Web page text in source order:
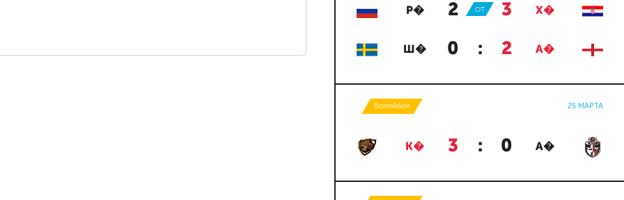
Р� 2 : 3 Х�
ОТ
Ш� 0 : 2 А�
Волейбол 25 МАРТА
К� 3 : 0 А�